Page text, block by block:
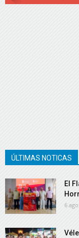
ÚLTIMAS NOTICAS
El
6